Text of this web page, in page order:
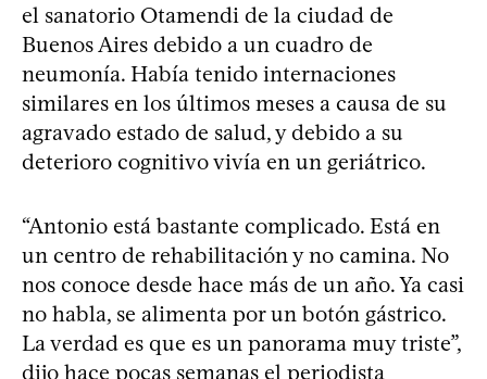
el sanatorio Otamendi de la ciudad de
Buenos Aires debido a un cuadro de
neumonía. Había tenido internaciones
similares en los últimos meses a causa de su
agravado estado de salud, y debido a su
deterioro cognitivo vivía en un geriátrico.
“Antonio está bastante complicado. Está en
un centro de rehabilitación y no camina. No
nos conoce desde hace más de un año. Ya casi
no habla, se alimenta por un botón gástrico.
La verdad es que es un panorama muy triste”,
dijo hace pocas semanas el periodista